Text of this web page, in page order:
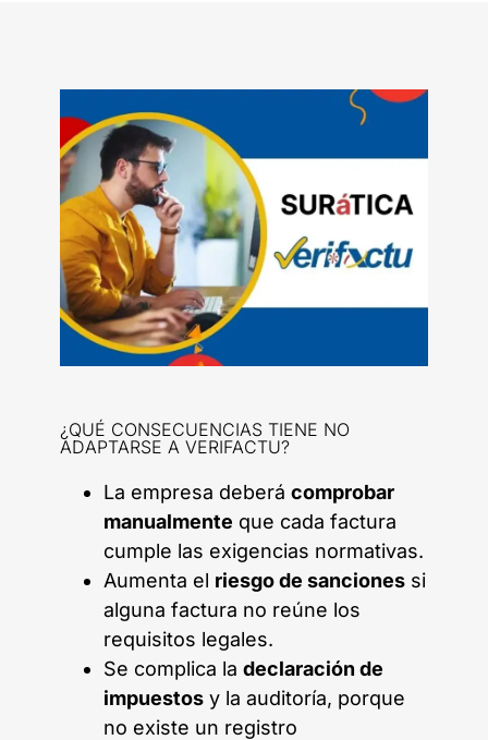
¿QUÉ CONSECUENCIAS TIENE NO
ADAPTARSE A VERIFACTU?
La empresa deberá comprobar
manualmente que cada factura
cumple las exigencias normativas.
Aumenta el riesgo de sanciones si
alguna factura no reúne los
requisitos legales.
Se complica la declaración de
impuestos y la auditoría, porque
no existe un registro